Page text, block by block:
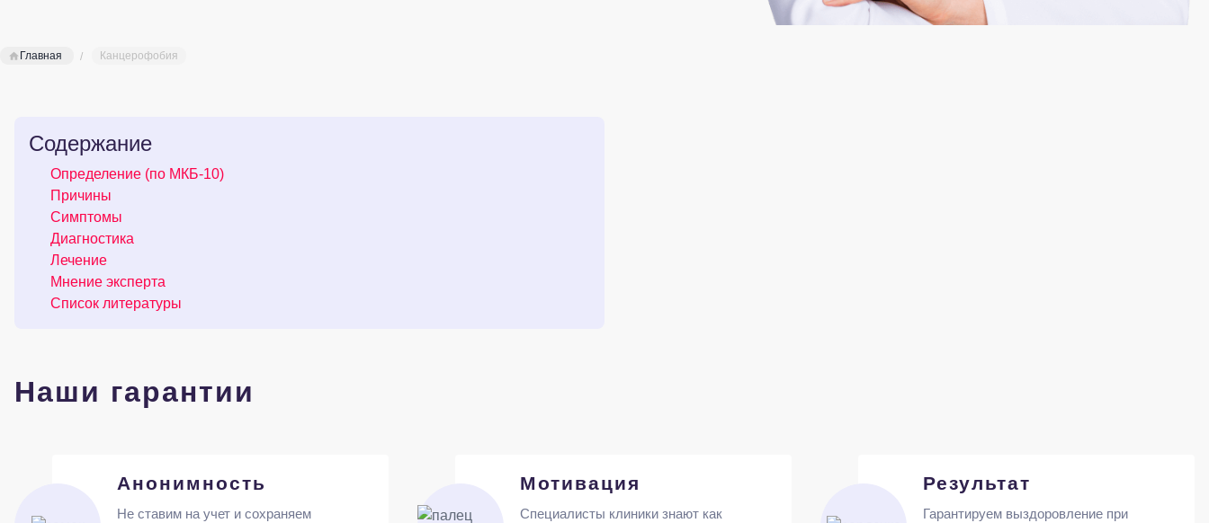
Главная Канцерофобия
Содержание
Определение (по МКБ-10)
Причины
Симптомы
Диагностика
Лечение
Мнение эксперта
Список литературы
Наши гарантии
Анонимность
Не ставим на учет и сохраняем
Мотивация
Специалисты клиники знают как
Результат
Гарантируем выздоровление при